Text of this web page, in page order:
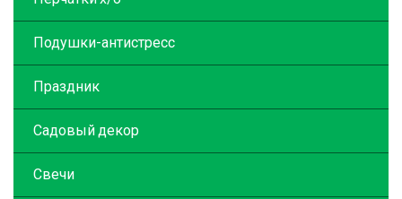
Подушки-антистресс
Праздник
Садовый декор
Свечи